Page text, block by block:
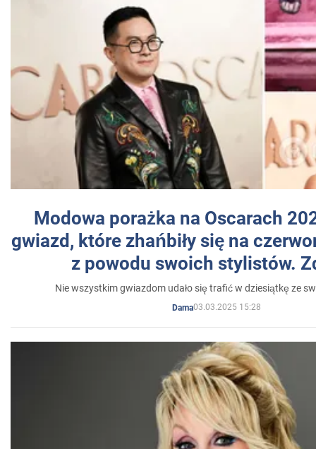
Modowa porażka na Oscarach
gwiazd, które zhańbiły się na
z powodu swoich stylistów.
Nie wszystkim gwiazdom udało się trafić w dziesiątkę ze
Dama03.03.2025 15:28